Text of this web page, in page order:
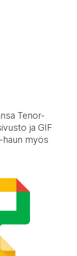
Tenor-
ja GIF
haun myös